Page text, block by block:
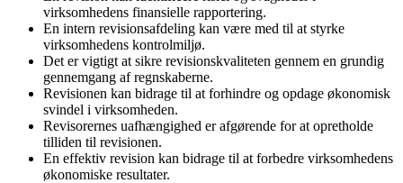
virksomhedens finansielle rapportering.
En intern revisionsafdeling kan være med til at styrke
virksomhedens kontrolmiljø.
Det er vigtigt at sikre revisionskvaliteten gennem en grundig
gennemgang af regnskaberne.
Revisionen kan bidrage til at forhindre og opdage økonomisk
svindel i virksomheden.
Revisorernes uafhængighed er afgørende for at opretholde
tilliden til revisionen.
En effektiv revision kan bidrage til at forbedre virksomhedens
økonomiske resultater.